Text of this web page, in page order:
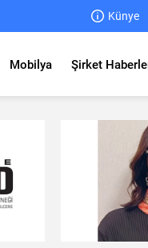
Künye
Mobilya Şirket